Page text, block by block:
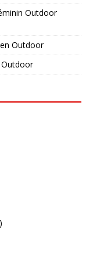
Outdoor
Outdoor
Outdoor